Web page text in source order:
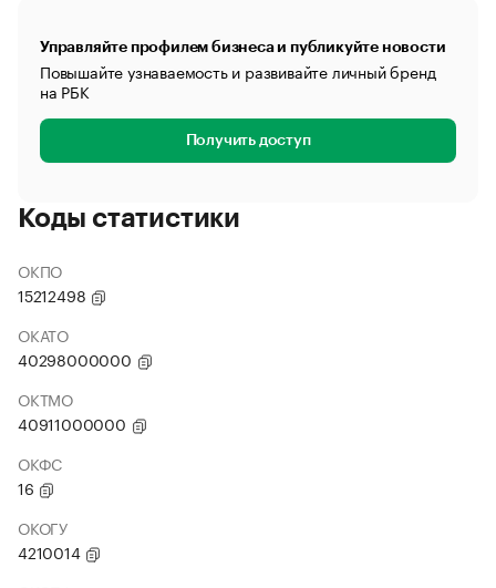
Управляйте профилем бизнеса и публикуйте новости
Повышайте узнаваемость и развивайте личный бренд
на РБК
Получить доступ
Коды статистики
ОКПО
15212498
ОКАТО
40298000000
ОКТМО
40911000000
ОКФС
16
ОКОГУ
4210014